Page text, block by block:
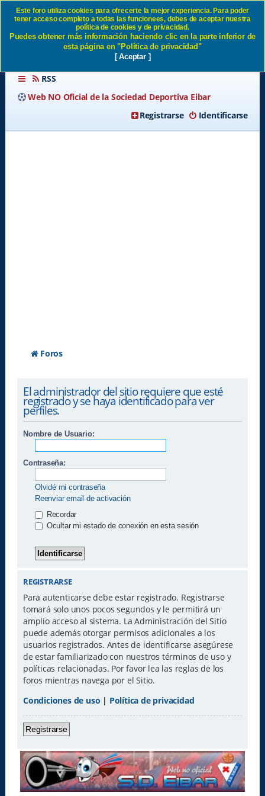
Identificarse SD Eibar
RSS
Web NO Oficial de la Sociedad Deportiva Eibar
Identificarse
Registrarse
Foros
El administrador del sitio requiere que esté
registrado y se haya identificado para ver
perfiles.
Nombre de Usuario:
Contraseña:
Olvidé mi contraseña
Reenviar email de activación
Recordar
Ocultar mi estado de conexión en esta sesión
REGISTRARSE
Para autenticarse debe estar registrado. Registrarse
tomará solo unos pocos segundos y le permitirá un
amplio acceso al sistema. La Administración del Sitio
puede además otorgar permisos adicionales a los
usuarios registrados. Antes de identificarse asegúrese
de estar familiarizado con nuestros términos de uso y
políticas relacionadas. Por favor lea las reglas de los
foros mientras navega por el Sitio.
Condiciones de uso | Política de privacidad
Registrarse
Este foro utiliza cookies para ofrecerte la mejor experiencia. Para poder
tener acceso completo a todas las funcionees, debes de aceptar nuestra
política de cookies y de privacidad.
Puedes obtener más información haciendo clic en la parte inferior de
esta página en "Política de privacidad"
[ Aceptar ]